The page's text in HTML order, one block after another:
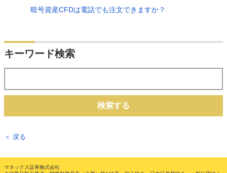
暗号資産CFDは電話でも注文できますか？
キーワード検索
検索する
＜ 戻る
マネックス証券株式会社